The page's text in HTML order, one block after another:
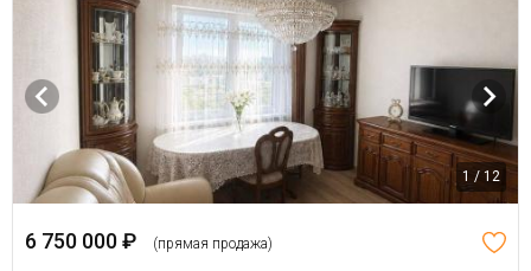
1 / 12
6 750 000 ₽ (прямая продажа)